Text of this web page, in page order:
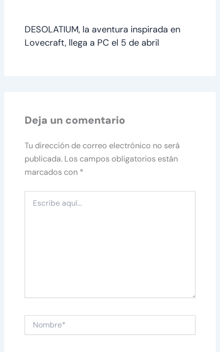
DESOLATIUM, la aventura inspirada en
Lovecraft, llega a PC el 5 de abril
Deja un comentario
Tu dirección de correo electrónico no será
publicada. Los campos obligatorios están
marcados con *
aquí...
Nombre*